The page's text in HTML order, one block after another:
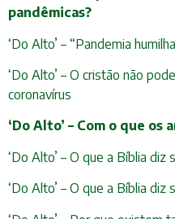
pandêmicas?
‘Do Alto’ – “Pandemia
‘Do Alto’ – O cristão não
coronavírus
‘Do Alto’ – Com o que os
‘Do Alto’ – O que a Bíblia
‘Do Alto’ – O que a Bíblia